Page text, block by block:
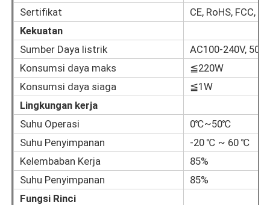
Papan Tulis Cerdas
Panel Datar Interaktif Konferensi
Sertifikat
CE, RoHS, FCC,
Kekuatan
Sumber Daya listrik
AC100-240V, 50/
Konsumsi daya maks
≦220W
Konsumsi daya siaga
≦1W
Lingkungan kerja
Suhu Operasi
0℃~50℃
Suhu Penyimpanan
-20 ℃ ~ 60 ℃
Kelembaban Kerja
85%
Suhu Penyimpanan
85%
Fungsi Rinci